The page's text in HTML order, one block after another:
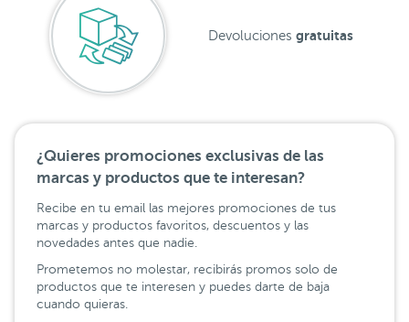
Devoluciones gratuitas
¿Quieres promociones exclusivas de las
marcas y productos que te interesan?
Recibe en tu email las mejores promociones de tus
marcas y productos favoritos, descuentos y las
novedades antes que nadie.
Prometemos no molestar, recibirás promos solo de
productos que te interesen y puedes darte de baja
cuando quieras.